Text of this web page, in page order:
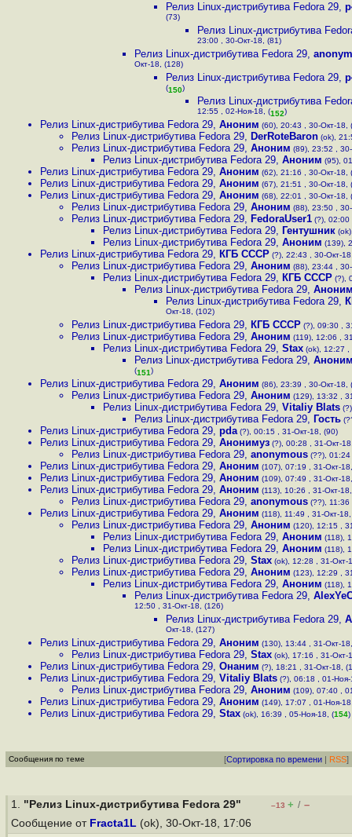
Релиз Linux-дистрибутива Fedora 29,
(73)
Релиз Linux-дистрибутива
23:00 , 30-Окт-18, (81)
Релиз Linux-дистрибутива Fedora 29,
Окт-18, (128)
Релиз Linux-дистрибутива Fedora 29,
(150)
Релиз Linux-дистрибутива
12:55 , 02-Ноя-18, (152)
Релиз Linux-дистрибутива Fedora 29, Аноним (60), 20:43 , 30-Окт-18,
Релиз Linux-дистрибутива Fedora 29, DerRoteBaron (ok),
Релиз Linux-дистрибутива Fedora 29, Аноним (89), 23:52 ,
Релиз Linux-дистрибутива Fedora 29, Аноним (95),
Релиз Linux-дистрибутива Fedora 29, Аноним (62), 21:16 , 30-Окт-18,
Релиз Linux-дистрибутива Fedora 29, Аноним (67), 21:51 , 30-Окт-18,
Релиз Linux-дистрибутива Fedora 29, Аноним (68), 22:01 , 30-Окт-18,
Релиз Linux-дистрибутива Fedora 29, Аноним (88), 23:50 ,
Релиз Linux-дистрибутива Fedora 29, FedoraUser1 (?), 02:00
Релиз Linux-дистрибутива Fedora 29, Гентушник
Релиз Linux-дистрибутива Fedora 29, Аноним (139),
Релиз Linux-дистрибутива Fedora 29, КГБ СССР (?), 22:43 , 30-Окт-
Релиз Linux-дистрибутива Fedora 29, Аноним (88), 23:44 ,
Релиз Linux-дистрибутива Fedora 29, КГБ СССР (?),
Релиз Linux-дистрибутива Fedora 29,
Релиз Linux-дистрибутива Fedora 29,
Окт-18, (102)
Релиз Linux-дистрибутива Fedora 29, КГБ СССР (?), 09:30 ,
Релиз Linux-дистрибутива Fedora 29, Аноним (119), 12:06 ,
Релиз Linux-дистрибутива Fedora 29, Stax (ok), 12:27 ,
Релиз Linux-дистрибутива Fedora 29,
(151)
Релиз Linux-дистрибутива Fedora 29, Аноним (86), 23:39 , 30-Окт-18,
Релиз Linux-дистрибутива Fedora 29, Аноним (129), 13:32 ,
Релиз Linux-дистрибутива Fedora 29, Vitaliy Blats
Релиз Linux-дистрибутива Fedora 29, Гость
Релиз Linux-дистрибутива Fedora 29, pda (?), 00:15 , 31-Окт-18, (90)
Релиз Linux-дистрибутива Fedora 29, Анонимуз (?), 00:28 , 31-Окт-
Релиз Linux-дистрибутива Fedora 29, anonymous (??), 01:24
Релиз Linux-дистрибутива Fedora 29, Аноним (107), 07:19 , 31-Окт-
Релиз Linux-дистрибутива Fedora 29, Аноним (109), 07:49 , 31-Окт-
Релиз Linux-дистрибутива Fedora 29, Аноним (113), 10:26 , 31-Окт-
Релиз Linux-дистрибутива Fedora 29, anonymous (??), 11:36
Релиз Linux-дистрибутива Fedora 29, Аноним (118), 11:49 , 31-Окт-
Релиз Linux-дистрибутива Fedora 29, Аноним (120), 12:15 ,
Релиз Linux-дистрибутива Fedora 29, Аноним (118),
Релиз Linux-дистрибутива Fedora 29, Аноним (118),
Релиз Linux-дистрибутива Fedora 29, Stax (ok), 12:28 , 31-Окт-
Релиз Linux-дистрибутива Fedora 29, Аноним (123), 12:29 ,
Релиз Linux-дистрибутива Fedora 29, Аноним (118),
Релиз Linux-дистрибутива Fedora 29,
12:50 , 31-Окт-18, (126)
Релиз Linux-дистрибутива Fedora 29,
Окт-18, (127)
Релиз Linux-дистрибутива Fedora 29, Аноним (130), 13:44 , 31-Окт-
Релиз Linux-дистрибутива Fedora 29, Stax (ok), 17:16 , 31-Окт-
Релиз Linux-дистрибутива Fedora 29, Онаним (?), 18:21 , 31-Окт-18,
Релиз Linux-дистрибутива Fedora 29, Vitaliy Blats (?), 06:18 , 01-Ноя-
Релиз Linux-дистрибутива Fedora 29, Аноним (109), 07:40 ,
Релиз Linux-дистрибутива Fedora 29, Аноним (149), 17:07 , 01-Ноя-
Релиз Linux-дистрибутива Fedora 29, Stax (ok), 16:39 , 05-Ноя-18, (154)
Сообщения по теме [Сортировка по времени | RSS]
1. "Релиз Linux-дистрибутива Fedora 29" –13 + / –
Сообщение от Fracta1L (ok), 30-Окт-18, 17:06